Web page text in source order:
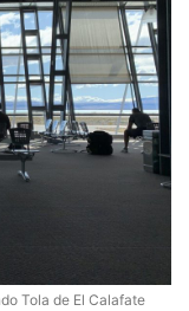
Tola de El Calafate